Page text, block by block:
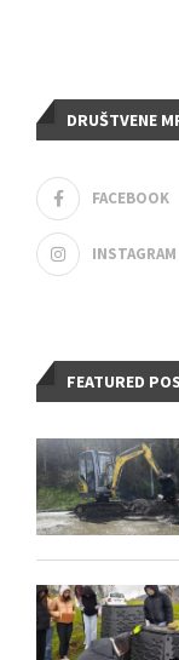
DRUŠTVENE
FACEBOOK
INSTAGRAM
FEATURED